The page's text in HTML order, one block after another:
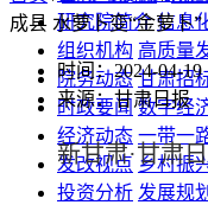
研究院简介 信息
组织机构 高质量
院务动态 甘肃招
时政要闻 数字经
经济动态 一带一
发改视点 乡村振
投资分析 发展规划
成县 水萝卜变“金萝卜”
时间：2024-04-19
来源：甘肃日报
新甘肃·甘肃日